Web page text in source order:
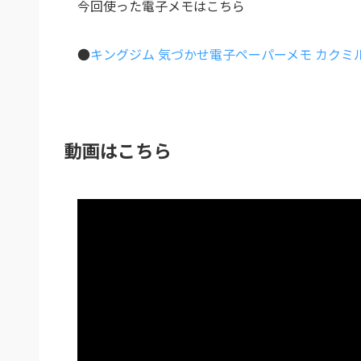
今回使った電子メモはこちら
●キングジム 気づかせ電子ペーパーメモ カク
動画はこちら